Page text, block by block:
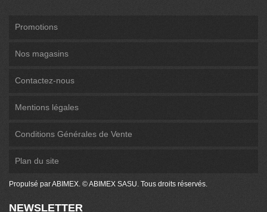
Promotions
Nos magasins
Contactez-nous
Mentions légales
Conditions Générales de Vente
Plan du site
Propulsé par ABIMEX. © ABIMEX SASU. Tous droits réservés.
NEWSLETTER